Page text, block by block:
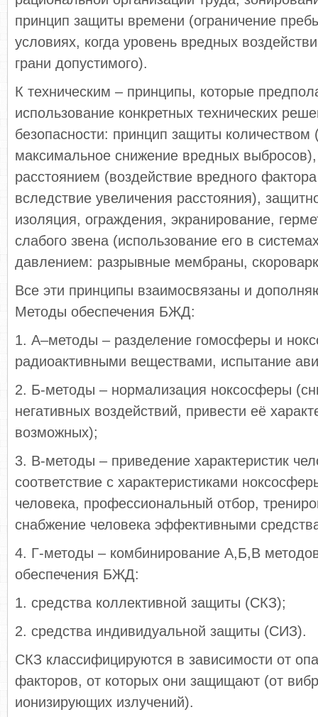
принцип защиты времени (ограничение
условиях, когда уровень вредных
грани допустимого).
К техническим – принципы, которые
использование конкретных технических
безопасности: принцип защиты количеством
максимальное снижение вредных
расстоянием (воздействие вредного
вследствие увеличения расстояния),
изоляция, ограждения, экранирование,
слабого звена (использование его в
давлением: разрывные мембраны,
Все эти принципы взаимосвязаны и
Методы обеспечения БЖД:
1. А–методы – разделение гомосферы и
радиоактивными веществами, испытание
2. Б-методы – нормализация ноксосферы
негативных воздействий, привести её
возможных);
3. В-методы – приведение характеристик
соответствие с характеристиками
человека, профессиональный отбор,
снабжение человека эффективными
4. Г-методы – комбинирование А,Б,В
обеспечения БЖД:
1. средства коллективной защиты (СКЗ);
2. средства индивидуальной защиты (СИЗ).
СКЗ классифицируются в зависимости от
факторов, от которых они защищают (от
ионизирующих излучений).